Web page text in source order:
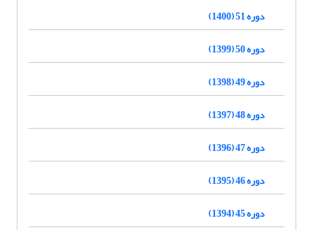
دوره 51 (1400)
دوره 50 (1399)
دوره 49 (1398)
دوره 48 (1397)
دوره 47 (1396)
دوره 46 (1395)
دوره 45 (1394)